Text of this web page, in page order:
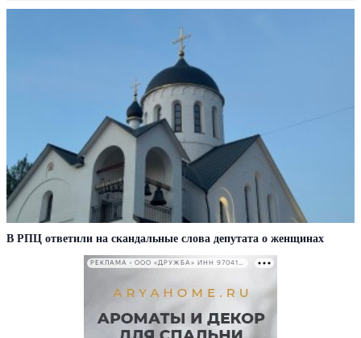
В РПЦ ответили на скандальные слова депутата о женщинах
РЕКЛАМА • ООО «ДРУЖБА» ИНН 9704146411